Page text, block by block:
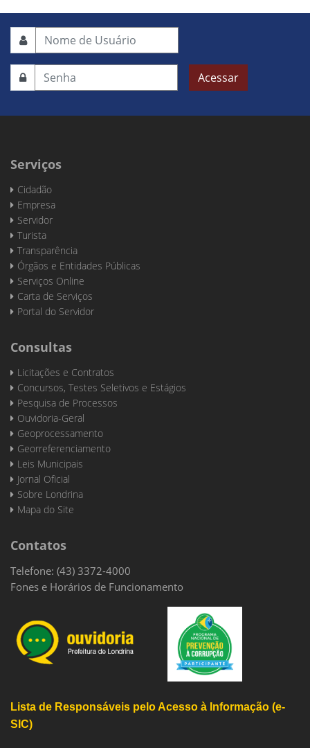
Acessar
Serviços
Cidadão
Empresa
Servidor
Turista
Transparência
Órgãos e Entidades Públicas
Serviços Online
Carta de Serviços
Portal do Servidor
Consultas
Licitações e Contratos
Concursos, Testes Seletivos e Estágios
Pesquisa de Processos
Ouvidoria-Geral
Geoprocessamento
Georreferenciamento
Leis Municipais
Jornal Oficial
Sobre Londrina
Mapa do Site
Contatos
Telefone: (43) 3372-4000
Fones e Horários de Funcionamento
Lista de Responsáveis pelo Acesso à Informação (e-
SIC)